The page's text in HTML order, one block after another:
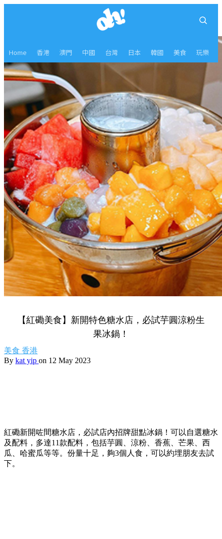
Home 香港 澳門 中國 台灣 日本 韓國 美食 玩樂
【紅磡美食】新開特色糖水店，必試芋圓涼粉生
果冰鍋！
美食 香港
By kat yip on 12 May 2023
紅磡新開咗間糖水店，必試店內招牌甜點冰鍋！可以自選糖水
及配料，多達11款配料，包括芋圓、涼粉、香蕉、芒果、西
瓜、哈蜜瓜等等。份量十足，夠3個人食，可以約埋朋友去試
下。